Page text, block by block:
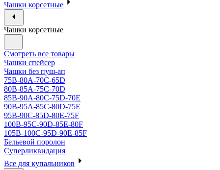
Чашки корсетные
Чашки корсетные
Смотреть все товары
Чашки спейсер
Чашки без пуш-ап
75В-80А-70С-65D
80В-85А-75С-70D
85В-90А-80С-75D-70E
90B-95A-85C-80D-75E
95B-90C-85D-80E-75F
100B-95C-90D-85E-80F
105B-100C-95D-90E-85F
Бельевой поролон
Суперликвидация
Все для купальников